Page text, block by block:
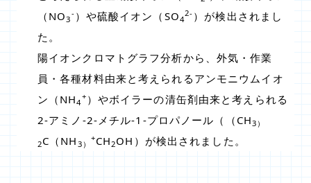
（NO3
- ）や硫酸イオン（SO4
2- ）が検出されまし
た。
陽イオンクロマトグラフ分析から、外気・作業
員・各種材料由来と考えられるアンモニウムイオ
ン（NH4
+ ）やボイラーの清缶剤由来と考えられる
2-アミノ-2-メチル-1-プロパノール（（CH3）
2C（NH 3）
+CH 2OH）が検出されました。